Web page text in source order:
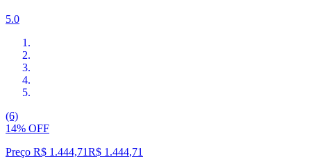
5.0
(6)
14% OFF
Preço R$ 1.444,71R$ 1.444,71